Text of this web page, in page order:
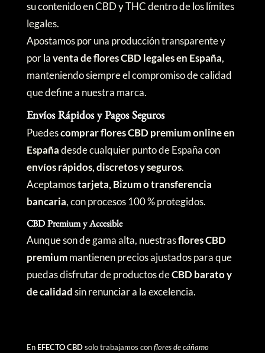
su contenido en CBD y THC dentro de los límites
legales.
Apostamos por una producción transparente y
por laventa de flores CBD legales en España,
manteniendo siempre el compromiso de calidad
que define a nuestra marca.
Envíos Rápidos y Pagos Seguros
Puedescomprar flores CBD premium online en
Españadesde cualquier punto de España con
envíos rápidos, discretos y seguros.
Aceptamostarjeta, Bizum o transferencia
bancaria, con procesos 100 % protegidos.
CBD Premium y Accesible
Aunque son de gama alta, nuestrasflores CBD
premiummantienen precios ajustados para que
puedas disfrutar de productos deCBD barato y
de calidadsin renunciar a la excelencia.
En EFECTO CBDsolo trabajamos conflores de cáñamo